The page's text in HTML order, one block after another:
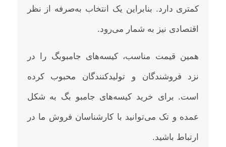
کمتری دارد. بنابراین یک انتخاب به‌صرفه از نظر
اقتصادی نیز به شمار می‌رود‌.
همین قیمت مناسب، کیسه‌های جامبوبگ را در
نزد فروشندگان و تولیدکنندگان محبوب کرده
است. برای خرید کیسه‌های جامبو بگ به شکل
عمده و تک می‌توانید با کارشناسان فروش ما در
ارتباط باشید.